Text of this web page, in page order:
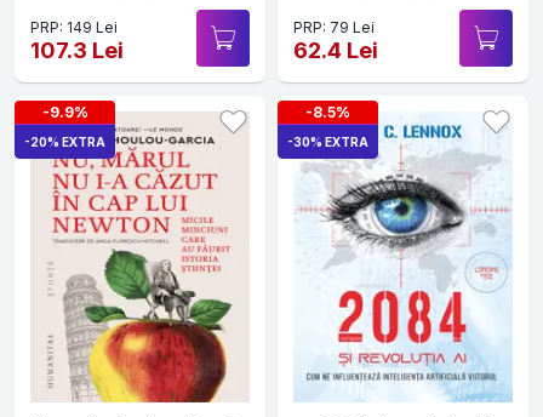
PRP: 149 Lei
107.3 Lei
PRP: 79 Lei
62.4 Lei
-9.9%
-20% EXTRA
-8.5%
-30% EXTRA